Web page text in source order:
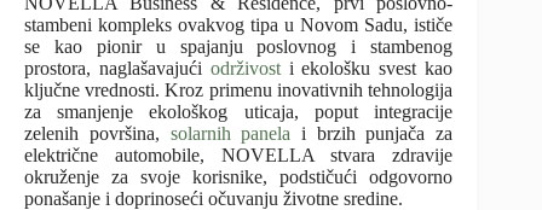
stambeni kompleks ovakvog tipa u Novom Sadu, ističe
se kao pionir u spajanju poslovnog i stambenog
prostora, naglašavajući održivosti ekološku svest kao
ključne vrednosti. Kroz primenu inovativnih tehnologija
za smanjenje ekološkog uticaja, poput integracije
zelenih površina, solarnih panela i brzih punjača za
električne automobile, NOVELLA stvara zdravije
okruženje za svoje korisnike, podstičući odgovorno
ponašanje i doprinoseći očuvanju životne sredine.